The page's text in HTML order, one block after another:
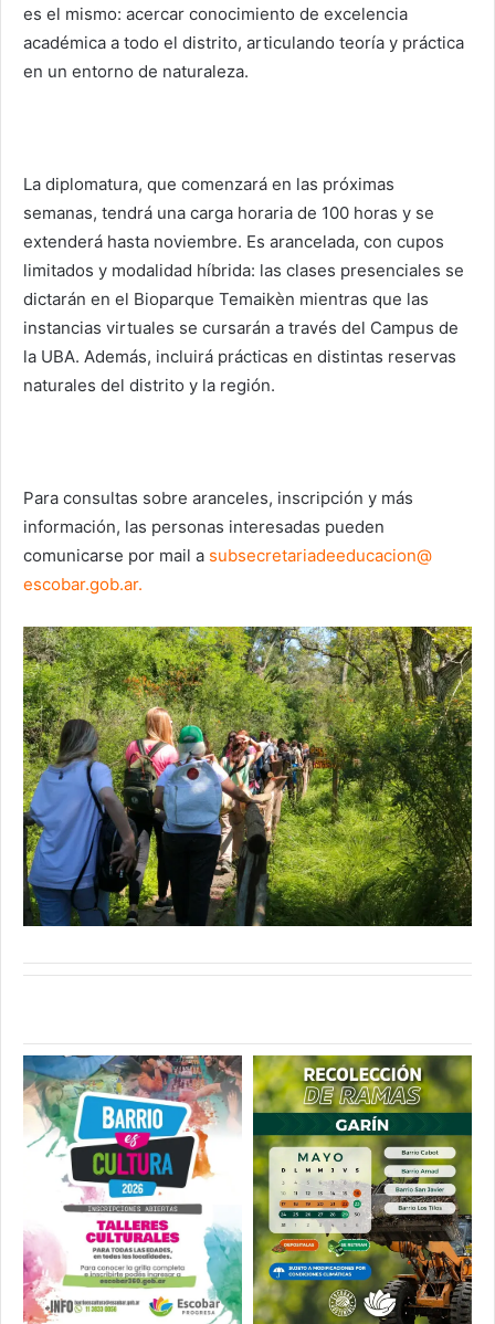
es el mismo: acercar conocimiento de excelencia
académica a todo el distrito, articulando teoría y práctica
en un entorno de naturaleza.
La diplomatura, que comenzará en las próximas
semanas, tendrá una carga horaria de 100 horas y se
extenderá hasta noviembre. Es arancelada, con cupos
limitados y modalidad híbrida: las clases presenciales se
dictarán en el Bioparque Temaikèn mientras que las
instancias virtuales se cursarán a través del Campus de
la UBA. Además, incluirá prácticas en distintas reservas
naturales del distrito y la región.
Para consultas sobre aranceles, inscripción y más
información, las personas interesadas pueden
comunicarse por mail a subsecretariadeeducacion@
escobar.gob.ar.